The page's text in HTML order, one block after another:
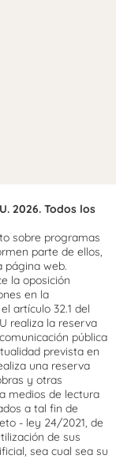
2026. Todos los
sobre programas
parte de ellos,
página web.
la oposición
en la
artículo 32.1 del
realiza la reserva
pública
prevista en
una reserva
y otras
medios de lectura
a tal fin de
- ley 24/2021, de
de sus
sea cual sea su